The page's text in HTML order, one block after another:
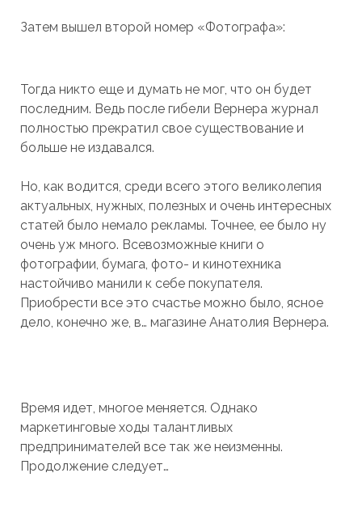
Затем вышел второй номер «Фотографа»:
Тогда никто еще и думать не мог, что он будет
последним. Ведь после гибели Вернера журнал
полностью прекратил свое существование и
больше не издавался.
Но, как водится, среди всего этого великолепия
актуальных, нужных, полезных и очень интересных
статей было немало рекламы. Точнее, ее было ну
очень уж много. Всевозможные книги о
фотографии, бумага, фото- и кинотехника
настойчиво манили к себе покупателя.
Приобрести все это счастье можно было, ясное
дело, конечно же, в… магазине Анатолия Вернера.
Время идет, многое меняется. Однако
маркетинговые ходы талантливых
предпринимателей все так же неизменны.
Продолжение следует…